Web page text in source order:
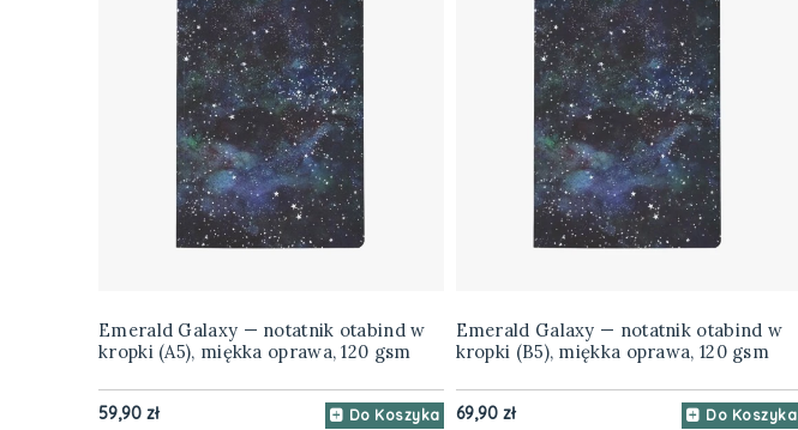
Emerald Galaxy — notatnik otabind w
kropki (A5), miękka oprawa, 120 gsm
59,90 zł Do Koszyka
Emerald Galaxy — notatnik otabind w
kropki (B5), miękka oprawa, 120 gsm
69,90 zł Do Koszyka